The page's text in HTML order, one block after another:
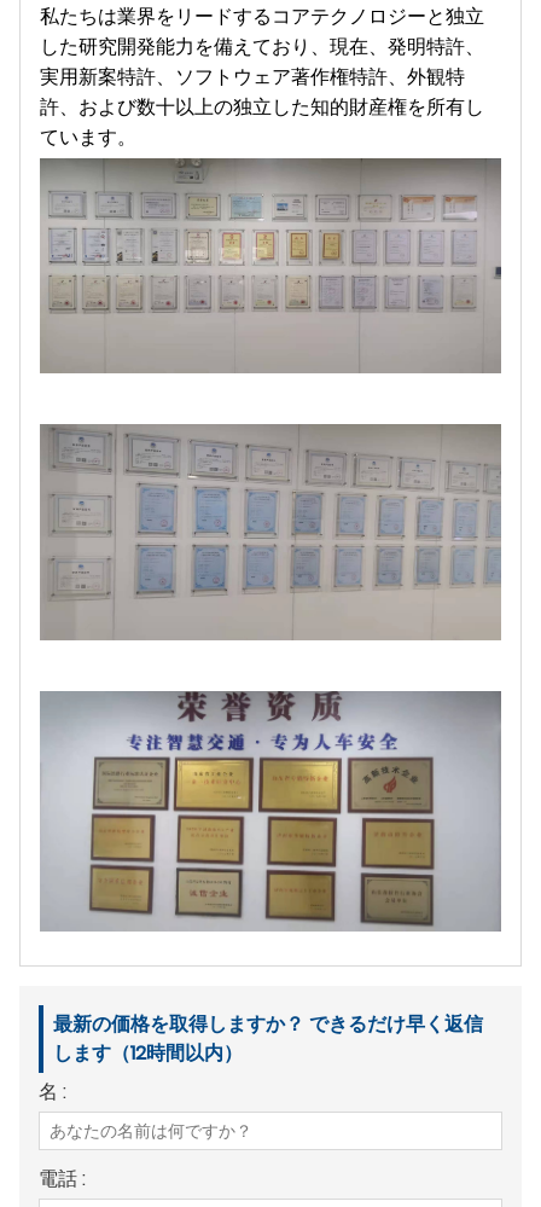
私たちは業界をリードするコアテクノロジーと独立
した研究開発能力を備えており、現在、発明特許、
実用新案特許、ソフトウェア著作権特許、外観特
許、および数十以上の独立した知的財産権を所有し
ています。
最新の価格を取得しますか？ できるだけ早く返信
します（12時間以内）
名 :
電話 :